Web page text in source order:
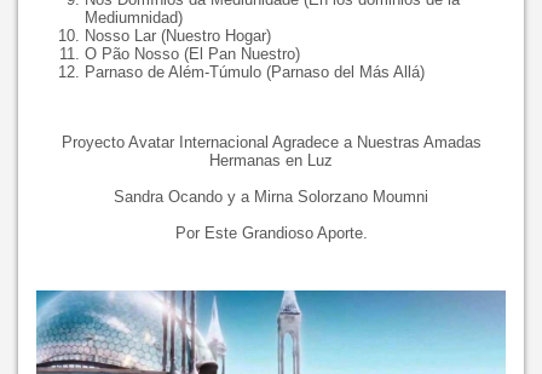
Mediumnidad)
Nosso Lar (Nuestro Hogar)
O Pão Nosso (El Pan Nuestro)
Parnaso de Além-Túmulo (Parnaso del Más Allá)
Proyecto Avatar Internacional Agradece a Nuestras Amadas
Hermanas en Luz
Sandra Ocando y a Mirna Solorzano Moumni
Por Este Grandioso Aporte.